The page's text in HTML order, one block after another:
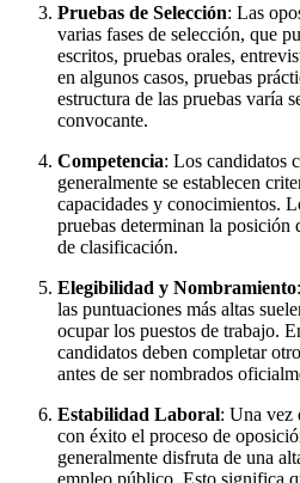
Pruebas de Selección: Las
varias fases de selección, que
escritos, pruebas orales,
en algunos casos, pruebas
estructura de las pruebas varía
convocante.
Competencia: Los candidatos
generalmente se establecen
capacidades y conocimientos.
pruebas determinan la posición
de clasificación.
Elegibilidad y Nombramiento
las puntuaciones más altas
ocupar los puestos de trabajo.
candidatos deben completar
antes de ser nombrados
Estabilidad Laboral: Una vez
con éxito el proceso de
generalmente disfruta de una
empleo público. Esto significa